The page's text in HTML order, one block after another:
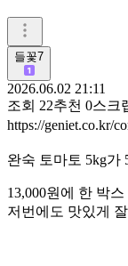
들꽃7
2026.06.02 21:11
조회 22추천 0스크
https://geniet.co.kr/
완숙 토마토 5kg가
13,000원에 한 박
저번에도 맛있게